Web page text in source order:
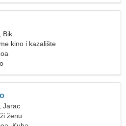
Bik
kino i kazalište
Jarac
ženu